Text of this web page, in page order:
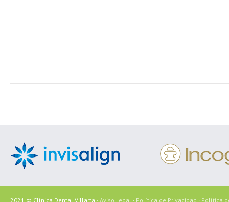
2021 © Clínica Dental Villarta · Aviso Legal · Política de Privacidad · Política